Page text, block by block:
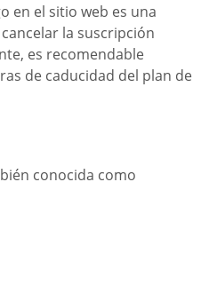
en el sitio web es una
la suscripción
es recomendable
de caducidad del plan de
conocida como